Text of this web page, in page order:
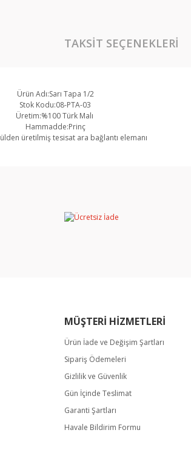
TAKSIT SEÇENEKLERI
Ürün Adı:Sarı Tapa 1/2
Stok Kodu:08-PTA-03
Üretim:%100 Türk Malı
Hammadde:Prinç
üretilmiş tesisat ara bağlantı elemanı
Yorum Yaz
Gönder
MÜŞTERİ HİZMETLERİ
Ürün İade ve Değişim Şartları
Sipariş Ödemeleri
Gizlilik ve Güvenlik
Gün İçinde Teslimat
Garanti Şartları
Havale Bildirim Formu